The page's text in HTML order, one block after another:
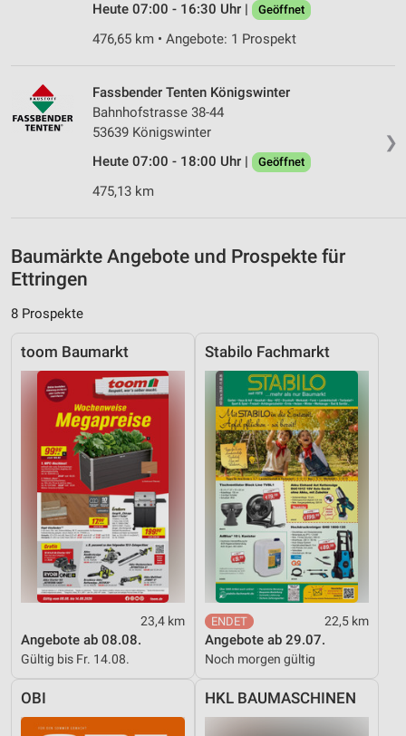
Heute 07:00 - 16:30 Uhr |
Geöffnet
476,65 km • Angebote: 1 Prospekt
❯
Fassbender Tenten Königswinter
Bahnhofstrasse 38-44
53639 Königswinter
Heute 07:00 - 18:00 Uhr |
Geöffnet
475,13 km
Baumärkte Angebote und Prospekte für
Ettringen
8 Prospekte
toom Baumarkt
23,4 km
Angebote ab 08.08.
Gültig bis Fr. 14.08.
Stabilo Fachmarkt
22,5 km
Angebote ab 29.07.
Noch morgen gültig
OBI HKL BAUMASCHINEN
Werbeanzeigen
Werbung
Verwendung von Profilen zur Auswahl
Erstellung von Profilen zur Personalisierung
von Inhalten
personalisierter Inhalte
Messung der Werbeleistung
Kombinationen von Daten aus verschiedenen
Quellen
Entwicklung und Verbesserung der Angebote
Verwendung reduzierter Daten zur Auswahl von
Inhalten
IAB-Besonderheiten:
Verwendung genauer Standortdaten
Geräte anhand von aktiv angeforderten
Informationen identifizieren
Nicht-IAB-Verarbeitungszwecke:
Notwendig
Performance
Funktional